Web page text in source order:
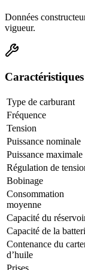
Données
vigueur.
Type de carburant
Fréquence
Tension
Puissance nominale
Puissance maximale
Régulation de
Bobinage
Consommation
moyenne
Capacité du
Capacité de la
Contenance du
d’huile
Prises